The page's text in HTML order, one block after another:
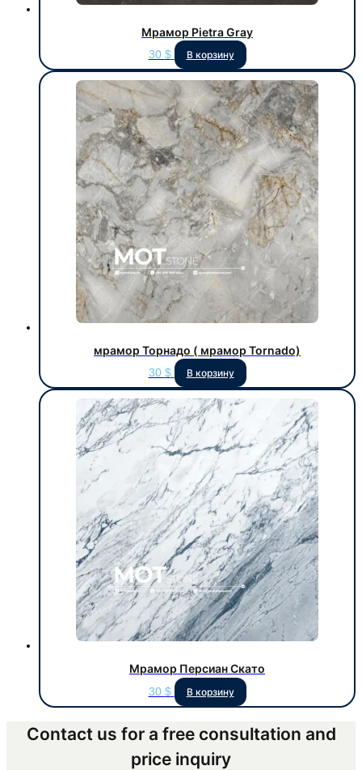
Мрамор Pietra Gray
30 $ В корзину
мрамор Торнадо ( мрамор Tornado)
30 $ В корзину
Мрамор Персиан Скато
30 $ В корзину
Contact us for a free consultation and
price inquiry